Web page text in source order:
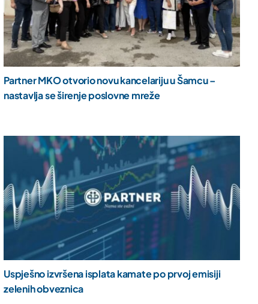
Partner MKO otvorio novu kancelariju u Šamcu –
nastavlja se širenje poslovne mreže
Uspješno izvršena isplata kamate po prvoj emisiji
zelenih obveznica